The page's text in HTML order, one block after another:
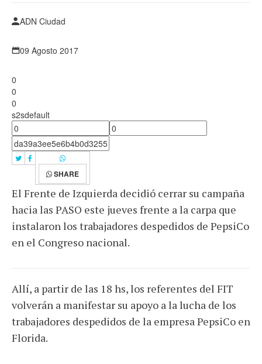
ADN Ciudad
09 Agosto 2017
0
0
0
s2sdefault
SHARE
El Frente de Izquierda decidió cerrar su campaña
hacia las PASO este jueves frente a la carpa que
instalaron los trabajadores despedidos de PepsiCo
en el Congreso nacional.
Allí, a partir de las 18 hs, los referentes del FIT
volverán a manifestar su apoyo a la lucha de los
trabajadores despedidos de la empresa PepsiCo en
Florida.